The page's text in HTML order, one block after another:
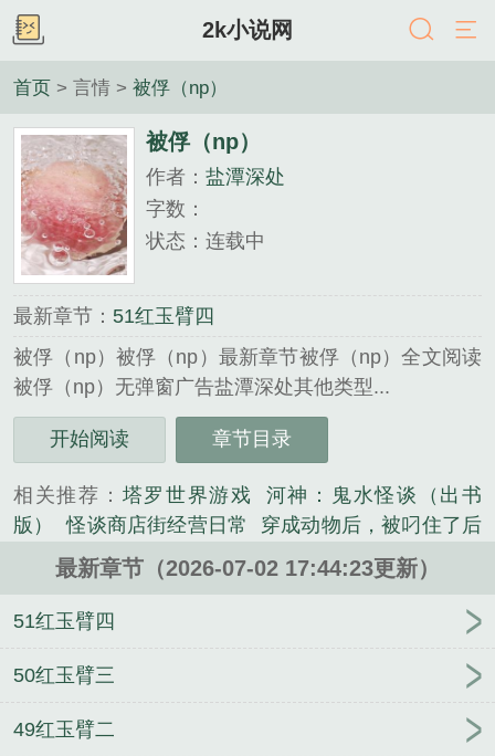
2k小说网
首页 > 言情 > 被俘（np）
被俘（np）
作者： 盐潭深处
字数：
状态：连载中
最新章节： 51红玉臂四
被俘（np）被俘（np）最新章节被俘（np）全文阅读
被俘（np）无弹窗广告盐潭深处其他类型...
《被俘（np）》是盐潭深处精心创作的言情类小说。
开始阅读
章节目录
相关推荐： 塔罗世界游戏
河神：鬼水怪谈（出书
版）
怪谈商店街经营日常
穿成动物后，被叼住了后
侯府炮灰真千金
（综漫同人）齐木楠子的忧
你的痕迹（NPH）
我和年代文反派有个孩
子？！
重生哥儿的书生赘婿
【哨向np】废物哨兵求
（nph暗黑）
他所念
堕落100天
修仙：我能固化
最新章节（2026-07-02 17:44:23更新）
51红玉臂四
50红玉臂三
49红玉臂二